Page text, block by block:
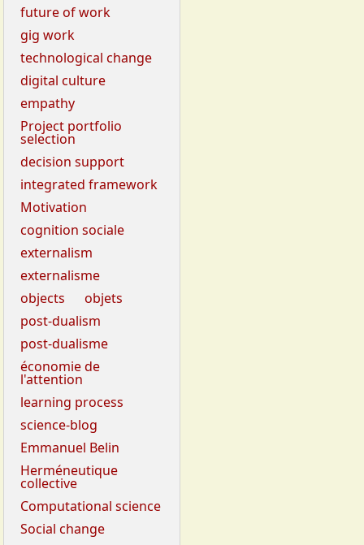
future of work
gig work
technological change
digital culture
empathy
Project portfolio
selection
decision support
integrated framework
Motivation
cognition sociale
externalism
externalisme
objects
objets
post-dualism
post-dualisme
économie de
l'attention
learning process
science-blog
Emmanuel Belin
Herméneutique
collective
Computational science
Social change